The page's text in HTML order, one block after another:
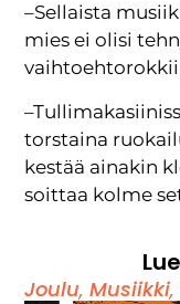
–Sellaista
mies ei olisi
torstaina
kestää ainakin
soittaa kolme
Joulu,Musiikki,